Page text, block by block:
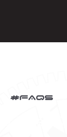
#FAQs